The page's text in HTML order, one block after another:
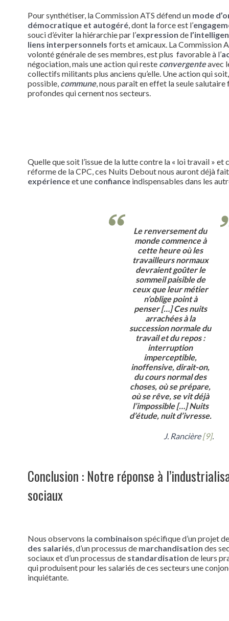
Pour synthétiser, la Commission ATS défend un mode
démocratique et autogéré, dont la force est l’
souci d’éviter la hiérarchie par l’expression de
liens interpersonnels forts et amicaux. La Commission
volonté générale de ses membres, est plus favorable à l’
négociation, mais une action qui reste convergenteavec
collectifs militants plus anciens qu’elle. Une action qui
possible, commune, nous paraît en effet la seule salutaire
profondes qui cernent nos secteurs.
Quelle que soit l’issue de la lutte contre la « loi travail » et
réforme de la CPC, ces Nuits Debout nous auront déjà
expérienceet une confiance indispensables dans les
Le renversement du
monde commence à
cette heure où les
travailleurs normaux
devraient goûter le
sommeil paisible de
ceux que leur métier
n’oblige point à
penser […] Ces nuits
arrachées à la
succession normale du
travail et du repos :
interruption
imperceptible,
inoffensive, dirait-on,
du cours normal des
choses, où se prépare,
où se rêve, se vit déjà
l’impossible […] Nuits
d’étude, nuit d’ivresse.
J. Rancière[9].
Conclusion : Notre réponse à
sociaux
Nous observons la combinaison spécifique d’un projet
des salariés, d’un processus de marchandisation des
sociaux et d’un processus de standardisation de leurs
qui produisent pour les salariés de ces secteurs une
inquiétante.